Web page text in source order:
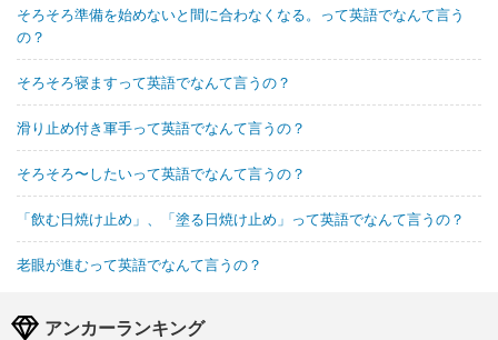
そろそろ準備を始めないと間に合わなくなる。って英語でなんて言う
の？
そろそろ寝ますって英語でなんて言うの？
滑り止め付き軍手って英語でなんて言うの？
そろそろ〜したいって英語でなんて言うの？
「飲む日焼け止め」、「塗る日焼け止め」って英語でなんて言うの？
老眼が進むって英語でなんて言うの？
アンカーランキング